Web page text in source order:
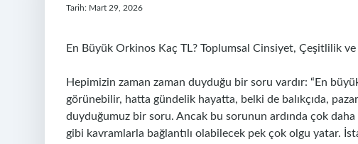
Tarih: Mart 29, 2026
En Büyük Orkinos Kaç TL? Toplumsal Cinsiyet, Çeşitlilik
Hepimizin zaman zaman duyduğu bir soru vardır: “En
görünebilir, hatta gündelik hayatta, belki de balıkçıda,
duyduğumuz bir soru. Ancak bu sorunun ardında çok
gibi kavramlarla bağlantılı olabilecek pek çok olgu yatar.